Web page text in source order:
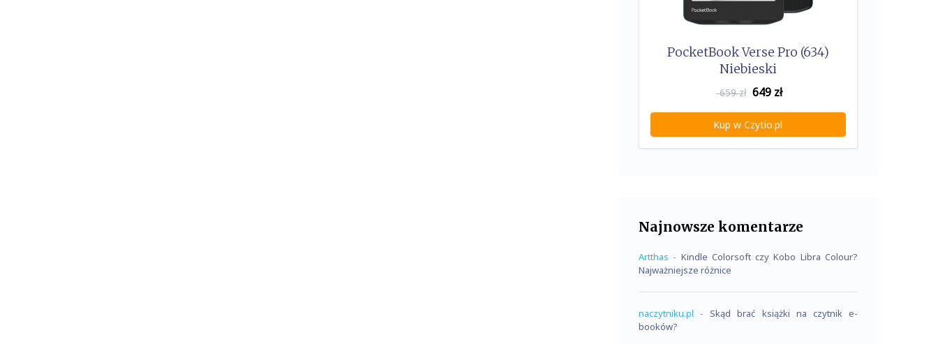
PocketBook Verse Pro (634)
Niebieski
659 zł 649zł
Kup w Czytio.pl
Najnowsze komentarze
Artthas - Kindle Colorsoft czy Kobo Libra Colour?
Najważniejsze różnice
naczytniku.pl - Skąd brać książki na czytnik e-
booków?